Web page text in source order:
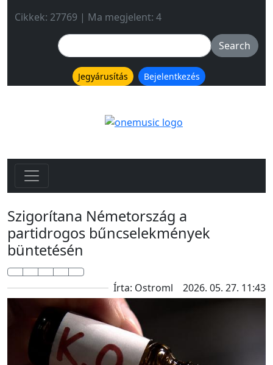
Cikkek: 27769 | Ma megjelent: 4
Jegyárusítás Bejelentkezés
Szigorítana Németország a
partidrogos bűncselekmények
büntetésén
Írta: Ostroml 2026. 05. 27. 11:43